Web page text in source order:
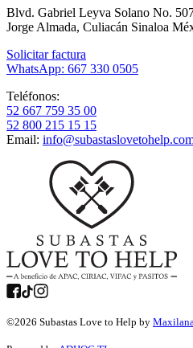
Blvd. Gabriel Leyva Solano No.
Jorge Almada, Culiacán Sinaloa
Solicitar factura
WhatsApp: 667 330 0505
Teléfonos:
52 667 759 35 00
52 800 215 15 15
Email:
©2026 Subastas Love to Help by